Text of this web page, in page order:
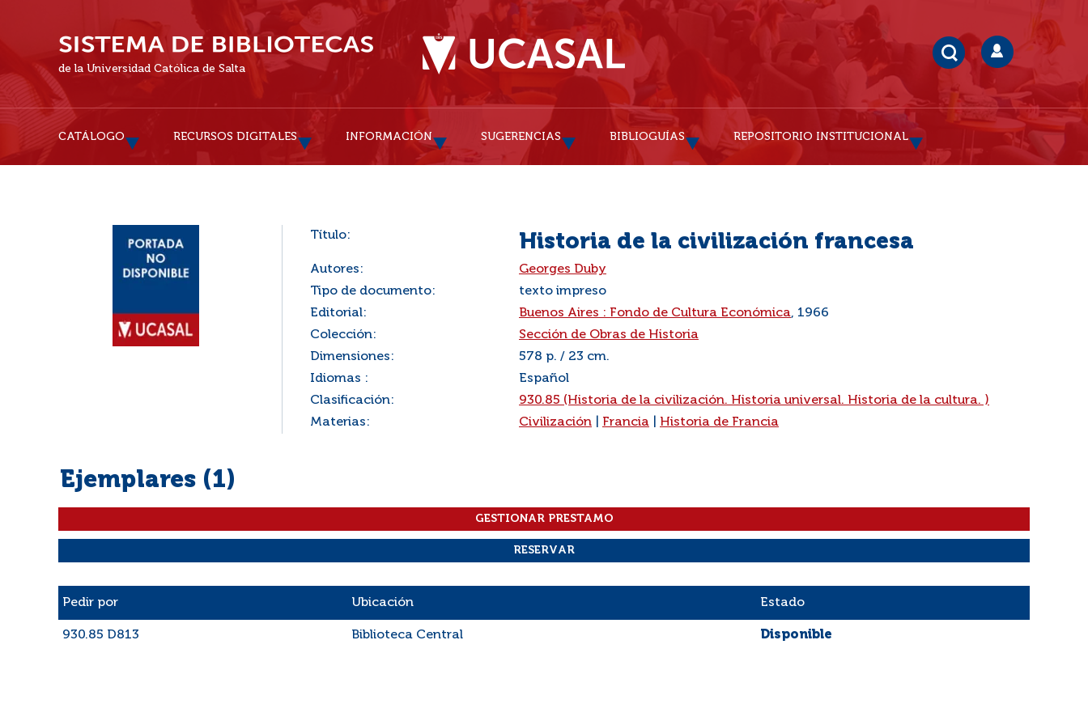
de la Universidad Católica de Salta
CATÁLOGO RECURSOS DIGITALES INFORMACIÓN SUGERENCIAS BIBLIOGUÍAS REPOSITORIO INSTITUCIONAL
Título: Historia de la civilización francesa
Autores:
Georges Duby
Tipo de documento:
texto impreso
Editorial:
Buenos Aires : Fondo de Cultura Económica, 1966
Colección:
Sección de Obras de Historia
Dimensiones:
578 p. / 23 cm.
Idiomas :
Español
Clasificación:
930.85 (Historia de la civilización. Historia universal. Historia de la cultura. )
Materias:
Civilización Francia Historia de Francia
Ejemplares (1)
Pedir por Ubicación Estado
930.85 D813 Biblioteca Central Disponible